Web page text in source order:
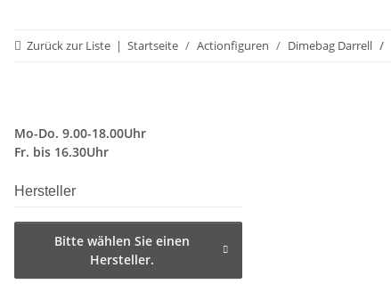
Zurück zur Liste Startseite Actionfiguren Dimebag Darrell
Mo-Do. 9.00-18.00Uhr
Fr. bis 16.30Uhr
Hersteller
Bitte wählen Sie einen
Hersteller.